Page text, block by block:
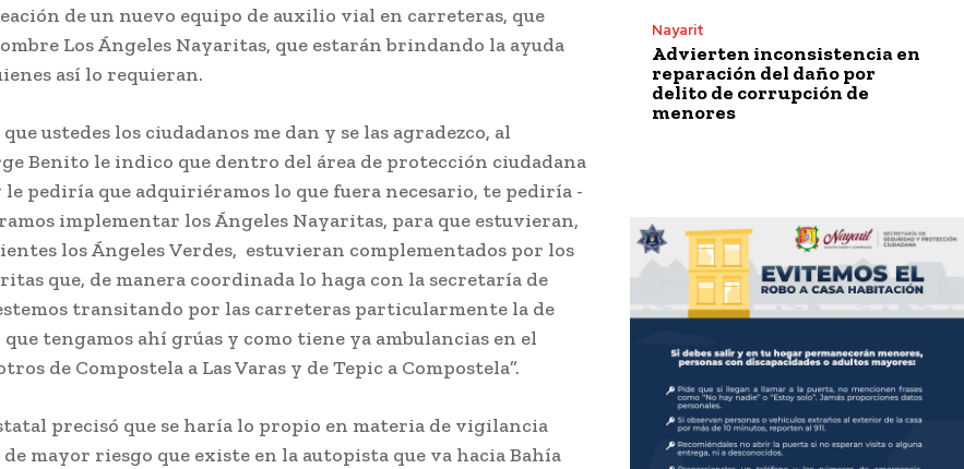
de un nuevo equipo de auxilio vial en carreteras, que
Los Ángeles Nayaritas, que estarán brindando la ayuda
así lo requieran.
que ustedes los ciudadanos me dan y se las agradezco, al
Benito le indico que dentro del área de protección ciudadana
pediría que adquiriéramos lo que fuera necesario, te pediría -
implementar los Ángeles Nayaritas, para que estuvieran,
los Ángeles Verdes, estuvieran complementados por los
que, de manera coordinada lo haga con la secretaría de
transitando por las carreteras particularmente la de
tengamos ahí grúas y como tiene ya ambulancias en el
de Compostela a Las Varas y de Tepic a Compostela”.
precisó que se haría lo propio en materia de vigilancia
mayor riesgo que existe en la autopista que va hacia Bahía
Nayarit
Advierten inconsistencia en
reparación del daño por
delito de corrupción de
menores